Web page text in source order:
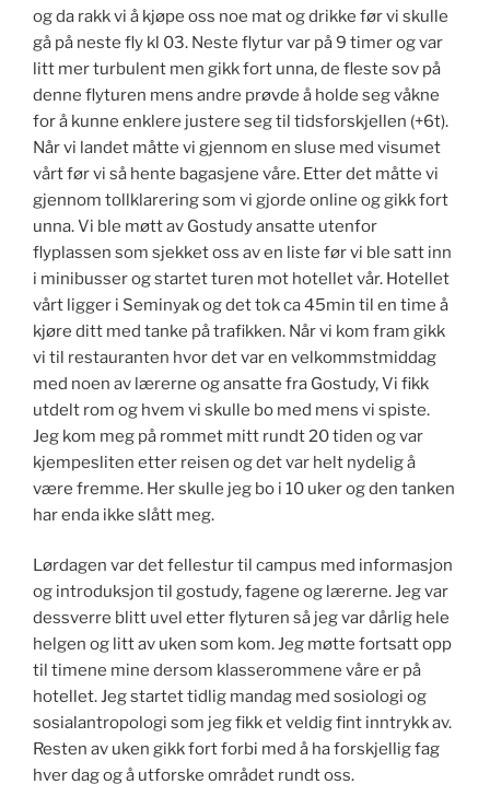
og da rakk vi å kjøpe oss noe mat og drikke før vi skulle
gå på neste fly kl 03. Neste flytur var på 9 timer og var
litt mer turbulent men gikk fort unna, de fleste sov på
denne flyturen mens andre prøvde å holde seg våkne
for å kunne enklere justere seg til tidsforskjellen (+6t).
Når vi landet måtte vi gjennom en sluse med visumet
vårt før vi så hente bagasjene våre. Etter det måtte vi
gjennom tollklarering som vi gjorde online og gikk fort
unna. Vi ble møtt av Gostudy ansatte utenfor
flyplassen som sjekket oss av en liste før vi ble satt inn
i minibusser og startet turen mot hotellet vår. Hotellet
vårt ligger i Seminyak og det tok ca 45min til en time å
kjøre ditt med tanke på trafikken. Når vi kom fram gikk
vi til restauranten hvor det var en velkommstmiddag
med noen av lærerne og ansatte fra Gostudy, Vi fikk
utdelt rom og hvem vi skulle bo med mens vi spiste.
Jeg kom meg på rommet mitt rundt 20 tiden og var
kjempesliten etter reisen og det var helt nydelig å
være fremme. Her skulle jeg bo i 10 uker og den tanken
har enda ikke slått meg.
Lørdagen var det fellestur til campus med informasjon
og introduksjon til gostudy, fagene og lærerne. Jeg var
dessverre blitt uvel etter flyturen så jeg var dårlig hele
helgen og litt av uken som kom. Jeg møtte fortsatt opp
til timene mine dersom klasserommene våre er på
hotellet. Jeg startet tidlig mandag med sosiologi og
sosialantropologi som jeg fikk et veldig fint inntrykk av.
Resten av uken gikk fort forbi med å ha forskjellig fag
hver dag og å utforske området rundt oss.